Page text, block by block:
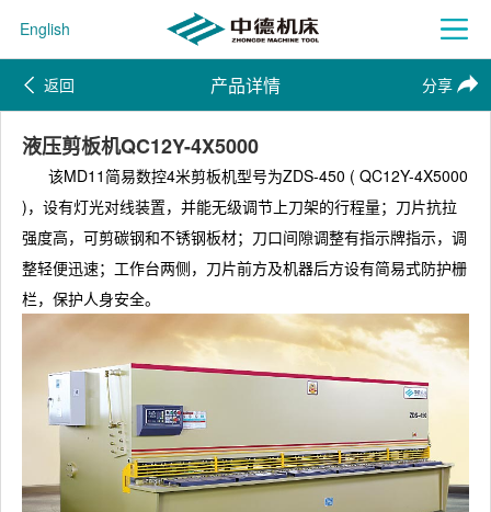
English
返回 产品详情 分享
液压剪板机QC12Y-4X5000
该MD11简易数控4米剪板机型号为ZDS-450 ( QC12Y-4X5000
)，设有灯光对线装置，并能无级调节上刀架的行程量；刀片抗拉
强度高，可剪碳钢和不锈钢板材；刀口间隙调整有指示牌指示，调
整轻便迅速；工作台两侧，刀片前方及机器后方设有简易式防护栅
栏，保护人身安全。